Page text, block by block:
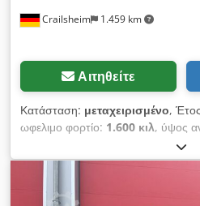
Crailsheim 1.459 km
Αιτηθείτε
Κατάσταση: μεταχειρισμένο,
ωφελιμο φορτίο: 1.600 κιλ, ύψος
,
ανυψωτικό Jungheinrich EFG 216,
κατασκευής: 2006, ανυψωτικό
ανύψωσης (kg): 1.600 Cedpfoxd